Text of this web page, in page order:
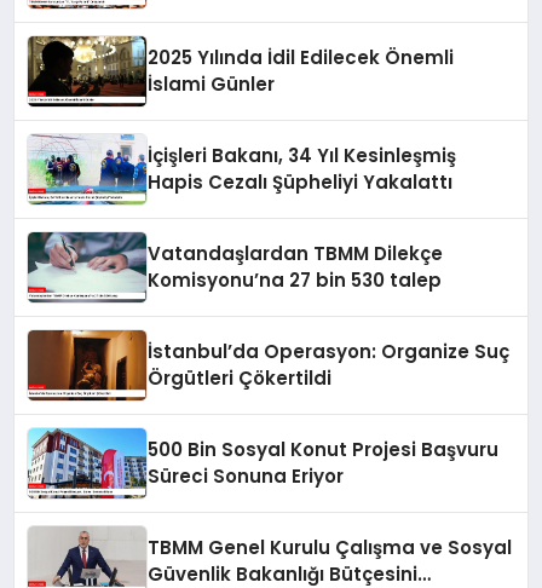
2025 Yılında İdil Edilecek Önemli
İslami Günler
İçişleri Bakanı, 34 Yıl Kesinleşmiş
Hapis Cezalı Şüpheliyi Yakalattı
Vatandaşlardan TBMM Dilekçe
Komisyonu’na 27 bin 530 talep
İstanbul’da Operasyon: Organize Suç
Örgütleri Çökertildi
500 Bin Sosyal Konut Projesi Başvuru
Süreci Sonuna Eriyor
TBMM Genel Kurulu Çalışma ve Sosyal
Güvenlik Bakanlığı Bütçesini